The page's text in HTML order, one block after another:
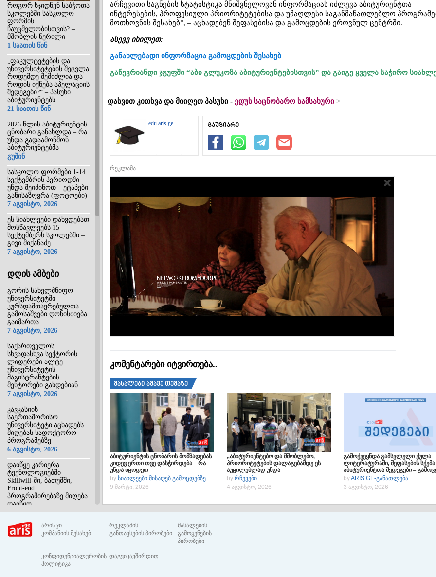
როგორ სჯიდნენ საბჭოთა
სკოლებში სასკოლო
ფორმის
ჩაუცმელობისთვის? –
მშობლის წერილი
1 საათის წინ
„ფაკულტეტების და
უნივერსიტეტების შეცვლა
როდემდე შემიძლია და
როდის იქნება აპელაციის
შედეგები?“ – პასუხი
აბიტურიენტებს
21 საათის წინ
2026 წლის აბიტურიენტის
ცნობარი განახლდა – რა
უნდა გადაამოწმონ
აბიტურიენტებმა
გუშინ
სასკოლო ფორმები 1-14
სექტემბრის პერიოდში
უნდა შეიძინოთ – ეტაპები
განისაზღვრა (ფოტოები)
7 აგვისტო, 2026
ეს სიახლეები დახვდებათ
მოსწავლეებს 15
სექტემბერს სკოლებში –
გივი მიქანაძე
7 აგვისტო, 2026
დღის ამბები
გორის სახელმწიფო
უნივერსიტეტში
კურსდამთავრებულთა
გამოსაშვები ღონისძიება
გაიმართა
7 აგვისტო, 2026
საქართველოს
სხვადასხვა სექტორის
ლიდერები ალტე
უნივერსიტეტის
მაგისტრანტების
მენტორები გახდებიან
7 აგვისტო, 2026
კავკასიის
საერთაშორისო
უნივერსიტეტი აცხადებს
მიღებას სადოქტორო
პროგრამებზე
6 აგვისტო, 2026
დაიწყე კარიერა
ტექნოლოგიებში –
Skillwill-ში, ბათუმში,
Front-end
პროგრამირებაზე მიღება
დაიწყო
6 აგვისტო, 2026
უნივერსიტეტებისთვის
გამოცდებითა და
მისაღები სტუდენტების
ახალი რაოდენობები
განისაზღვრა – ირაკლი
არჩევითი საგნების სტატისტიკა მნიშვნელოვან ინფორმაციას იძლევა აბიტურიენტთა
ინტერესების, პროფესიული პრიორიტეტებისა და უმაღლესი საგანმანათლებლო
მოთხოვნის შესახებ”, – აცხადებენ შეფასებისა და გამოცდების ეროვნულ ცენტრში.
ასევე იხილეთ:
განახლებადი ინფორმაცია გამოცდების შესახებ
გაწევრიანდი ჯგუფში “აბი გლუკოზა აბიტურიენტებისთვის” და გაიგე ყველა საჭირო
დასვით კითხვა და მიიღეთ პასუხი - ედუს საცნობარო სამსახური
edu.aris.ge
საგანმანათლებლო
გაუზიარე
რეკლამა
კომენტარები იტვირთება
მასალები ამავე თემაზე
აბიტურიენტის ცნობარის მომზადებას
კიდევ ერთი თვე დასჭირდება – რა
უნდა იცოდეთ
by სიახლეები მისაღებ გამოცდებზე
9 მარტი, 2026
„აბიტურიენტებო და მშობლებო,
პრიორიტეტების დალაგებამდე ეს
აუცილებლად უნდა
გაითვალისწინოთ“
by რჩევები
4 აგვისტო, 2026
გამოქვეყნდა გამსვლელი ქულა
ლიტერატურაში, შეფასების
აბიტურიენტთა შედეგები –
2026
byARIS.GE-განათლება
3 აგვისტო, 2026
არის ჯი
კომპანიის შესახებ
რეკლამის
განთავსების პირობები
მასალების
გამოყენების
პირობები
კონფიდენციალურობის
პოლიტიკა
დაგვიკავშირდით